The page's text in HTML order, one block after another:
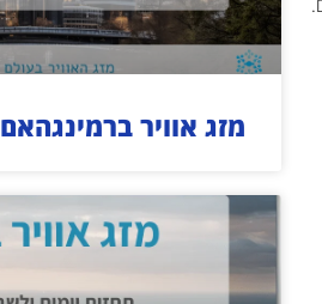
מזג אוויר ברמינגהאם